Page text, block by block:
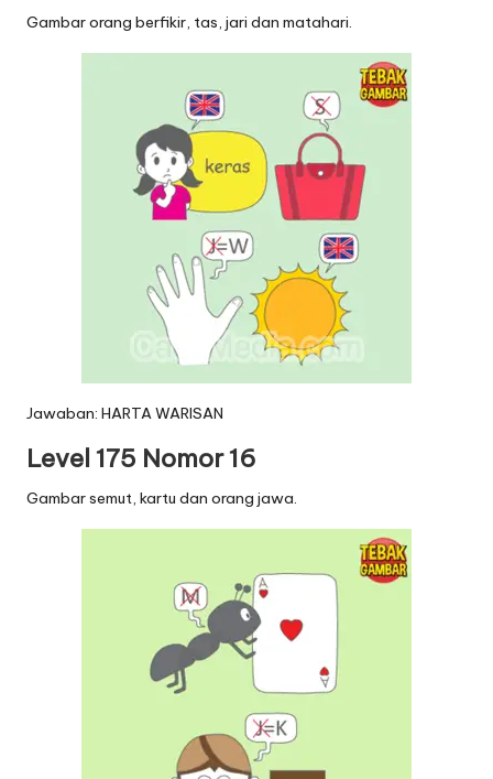
Gambar orang berfikir, tas, jari dan matahari.
Jawaban: HARTA WARISAN
Level 175 Nomor 16
Gambar semut, kartu dan orang jawa.